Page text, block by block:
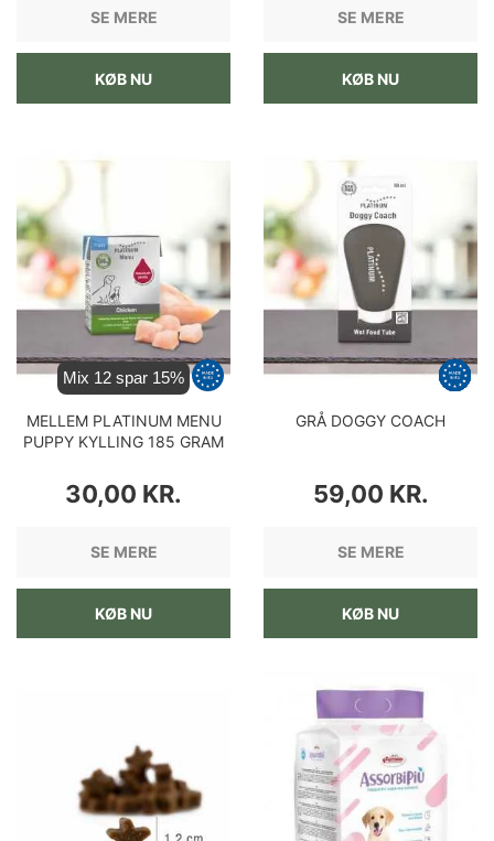
SE MERE
KØB NU
SE MERE
KØB NU
Mix 12 spar 15%
MELLEM PLATINUM MENU
PUPPY KYLLING 185 GRAM
PRIS
30,00 KR.
SE MERE
KØB NU
GRÅ DOGGY COACH
PRIS
59,00 KR.
SE MERE
KØB NU